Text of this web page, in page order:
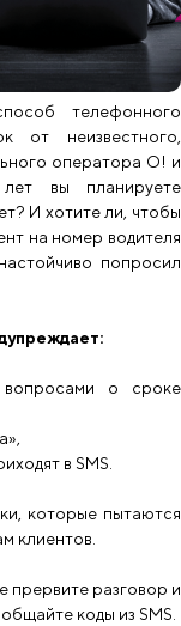
телефонного
от неизвестного,
оператора О! и
вы планируете
И хотите ли, чтобы
на номер водителя
попросил
о сроке
в SMS.
которые пытаются
клиентов.
прервите разговор и
коды из SMS.